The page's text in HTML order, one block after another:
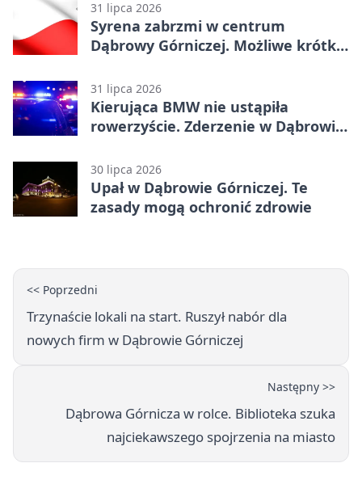
31 lipca 2026
Syrena zabrzmi w centrum
Dąbrowy Górniczej. Możliwe krótkie
31 lipca 2026
Kierująca BMW nie ustąpiła
rowerzyście. Zderzenie w Dąbrowie
30 lipca 2026
Upał w Dąbrowie Górniczej. Te
zasady mogą ochronić zdrowie
<< Poprzedni
Trzynaście lokali na start. Ruszył nabór dla
nowych firm w Dąbrowie Górniczej
Następny >>
Dąbrowa Górnicza w rolce. Biblioteka szuka
najciekawszego spojrzenia na miasto